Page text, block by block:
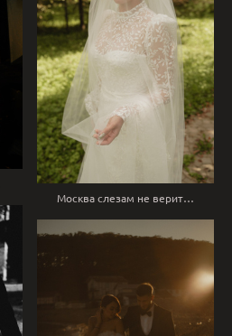
Москва слезам не верит…